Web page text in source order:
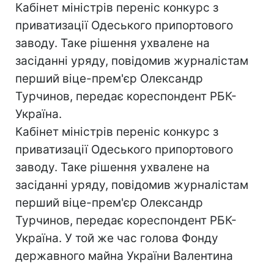
Кабінет міністрів переніс конкурс з
приватизації Одеського припортового
заводу. Таке рішення ухвалене на
засіданні уряду, повідомив журналістам
перший віце-прем'єр Олександр
Турчинов, передає кореспондент РБК-
Україна.
Кабінет міністрів переніс конкурс з
приватизації Одеського припортового
заводу. Таке рішення ухвалене на
засіданні уряду, повідомив журналістам
перший віце-прем'єр Олександр
Турчинов, передає кореспондент РБК-
Україна. У той же час голова Фонду
державного майна України Валентина